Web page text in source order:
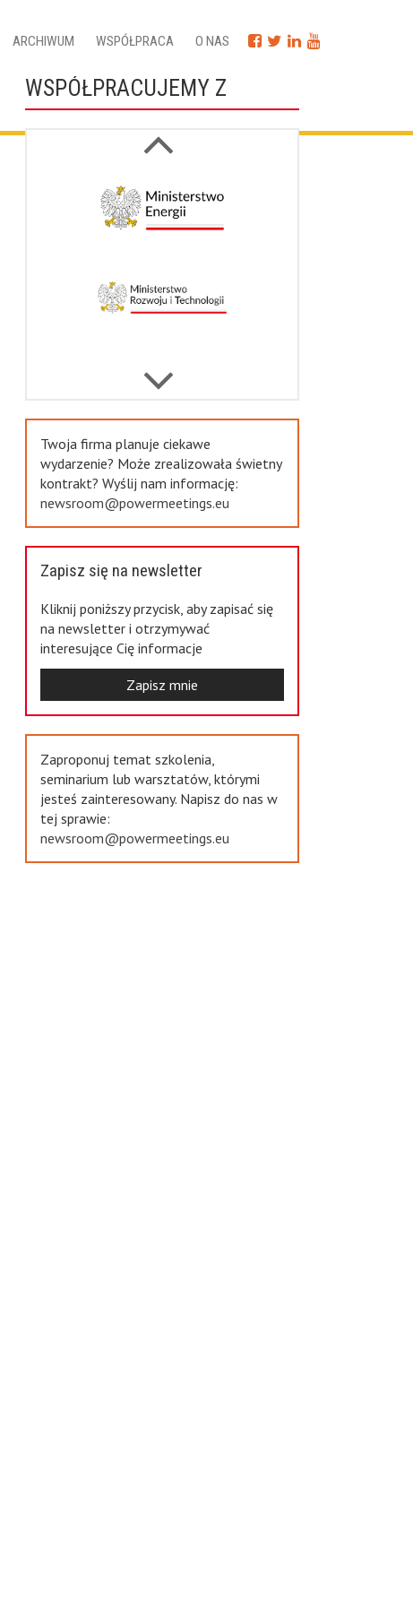
ARCHIWUM WSPÓŁPRACA O NAS
WSPÓŁPRACUJEMY Z
Twoja firma planuje ciekawe
wydarzenie? Może zrealizowała świetny
kontrakt? Wyślij nam informację:
newsroom@powermeetings.eu
Zapisz się na newsletter
Kliknij poniższy przycisk, aby zapisać się
na newsletter i otrzymywać
interesujące Cię informacje
Zapisz mnie
Zaproponuj temat szkolenia,
seminarium lub warsztatów, którymi
jesteś zainteresowany. Napisz do nas w
tej sprawie:
newsroom@powermeetings.eu